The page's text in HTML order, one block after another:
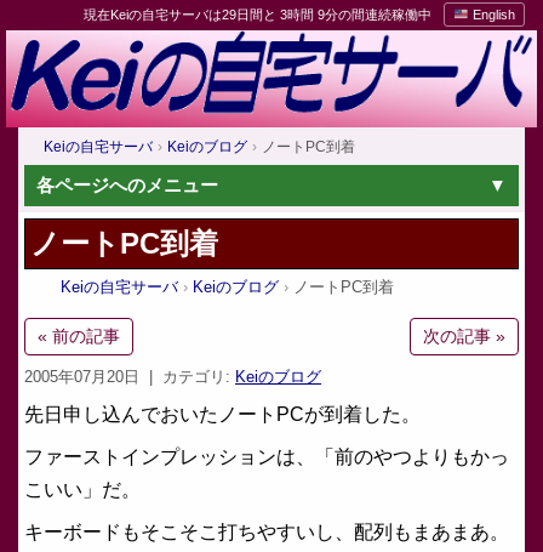
現在Keiの自宅サーバは29日間と 3時間 9分の間連続稼働中 English
Keiの自宅サーバ Keiのブログ ノートPC到着
各ページへのメニュー
ノートPC到着
Keiの自宅サーバ Keiのブログ ノートPC到着
« 前の記事 次の記事 »
2005年07月20日 | カテゴリ: Keiのブログ
先日申し込んでおいたノートPCが到着した。
ファーストインプレッションは、「前のやつよりもかっ
こいい」だ。
キーボードもそこそこ打ちやすいし、配列もまあまあ。